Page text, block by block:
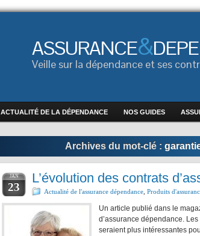
ASSURANCE&
Veille sur la dépendance et ses
ACTUALITÉ DE LA DÉPENDANCE NOS GUIDES
Archives du mot-clé :
JAN
23
L’évolution des contrats
Actualité de l'assurance dépendance Produits
Un article publié dans le
d’assurance dépendance.
seraient plus intéressantes